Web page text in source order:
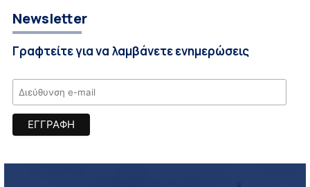
Newsletter
Γραφτείτε για να λαμβάνετε ενημερώσεις